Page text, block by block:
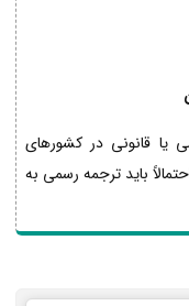
یا قانونی در کشورهای
باید ترجمه رسمی به